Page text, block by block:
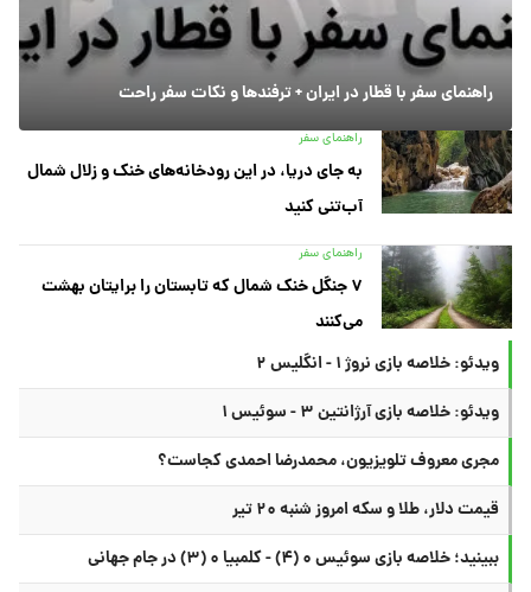
راهنمای سفر با قطار در ایران + ترفندها و نکات سفر راحت
راهنمای سفر
به جای دریا، در این رودخانه‌های خنک و زلال شمال
آب‌تنی کنید
راهنمای سفر
۷ جنگل خنک شمال که تابستان را برایتان بهشت
می‌کنند
ویدئو: خلاصه بازی نروژ ۱ - انگلیس ۲
ویدئو: خلاصه بازی آرژانتین ۳ - سوئیس ۱
مجری معروف تلویزیون، محمدرضا احمدی کجاست؟
قیمت دلار، طلا و سکه امروز شنبه ۲۰ تیر
ببینید؛ خلاصه بازی سوئیس ۰ (۴) - کلمبیا ۰ (۳) در جام جهانی